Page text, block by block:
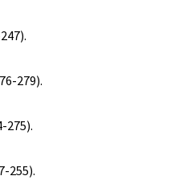
279).
275).
255).